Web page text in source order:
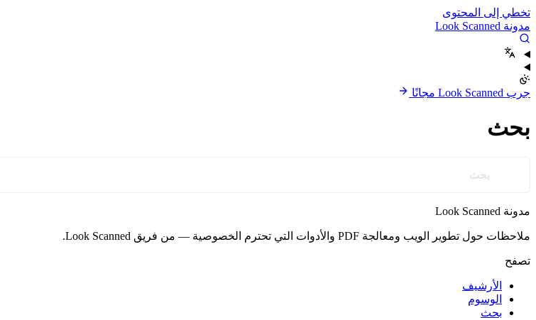
تخطي إلى المحتوى
مدونة Look Scanned
جرب Look Scanned مجانًا
بحث
مدونة Look Scanned
ملاحظات حول تطوير الويب ومعالجة PDF والأدوات التي تحترم الخصوصية — من فريق Look Scanned.
تصفح
الأرشيف
الوسوم
بحث